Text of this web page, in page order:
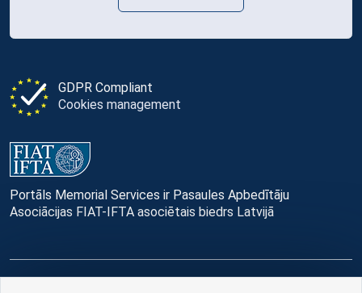
GDPR Compliant
Cookies management
Portāls Memorial Services ir Pasaules Apbedītāju
Asociācijas FIAT-IFTA asociētais biedrs Latvijā